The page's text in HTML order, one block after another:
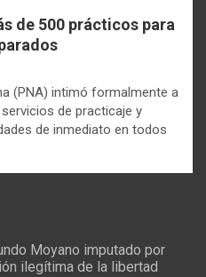
de 500 prácticos para
(PNA) intimó formalmente a
de practicaje y
de inmediato en todos
Moyano imputado por
ilegítima de la libertad